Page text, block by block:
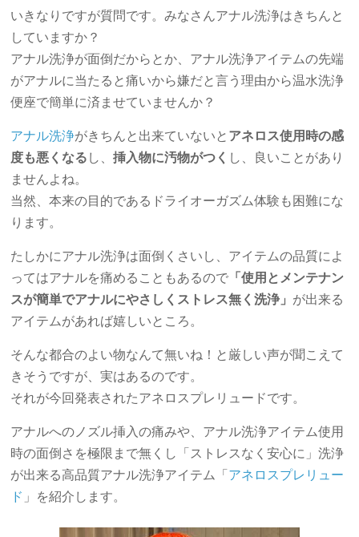
いきなりですが質問です。みなさんアナル洗浄はきちんと
していますか？
アナル洗浄が面倒だからとか、アナル洗浄アイテムの先端
がアナルに当たると痛いから嫌だと言う理由から温水洗浄
便座で簡単に済ませていませんか？
アナル洗浄がきちんと出来ていないと アネロス使用時の感
度も悪くなる し、挿入物に汚物がつく し、良いことがあり
ませんよね。
当然、本来の目的であるドライオーガズム体験も困難にな
ります。
たしかにアナル洗浄は面倒くさいし、アイテムの品質によ
ってはアナルを痛めることもあるので 「使用とメンテナン
スが簡単でアナルにやさしくストレス無く洗浄」 が出来る
アイテムがあれば嬉しいところ。
そんな都合のよい物なんて無いね！と厳しい声が聞こえて
きそうですが、実はあるのです。
それが今回発表されたアネロスプレリュードです。
アナルへのノズル挿入の痛みや、アナル洗浄アイテム使用
時の面倒さを極限まで無くし「ストレスなく安心に」洗浄
が出来る高品質アナル洗浄アイテム「 アネロスプレリュー
ド 」を紹介します。